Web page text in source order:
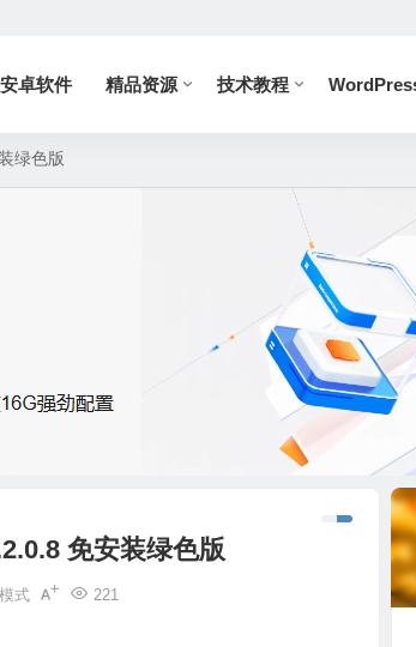
安卓软件 精品资源 技术教程
绿色版
免安装绿色版
221
式